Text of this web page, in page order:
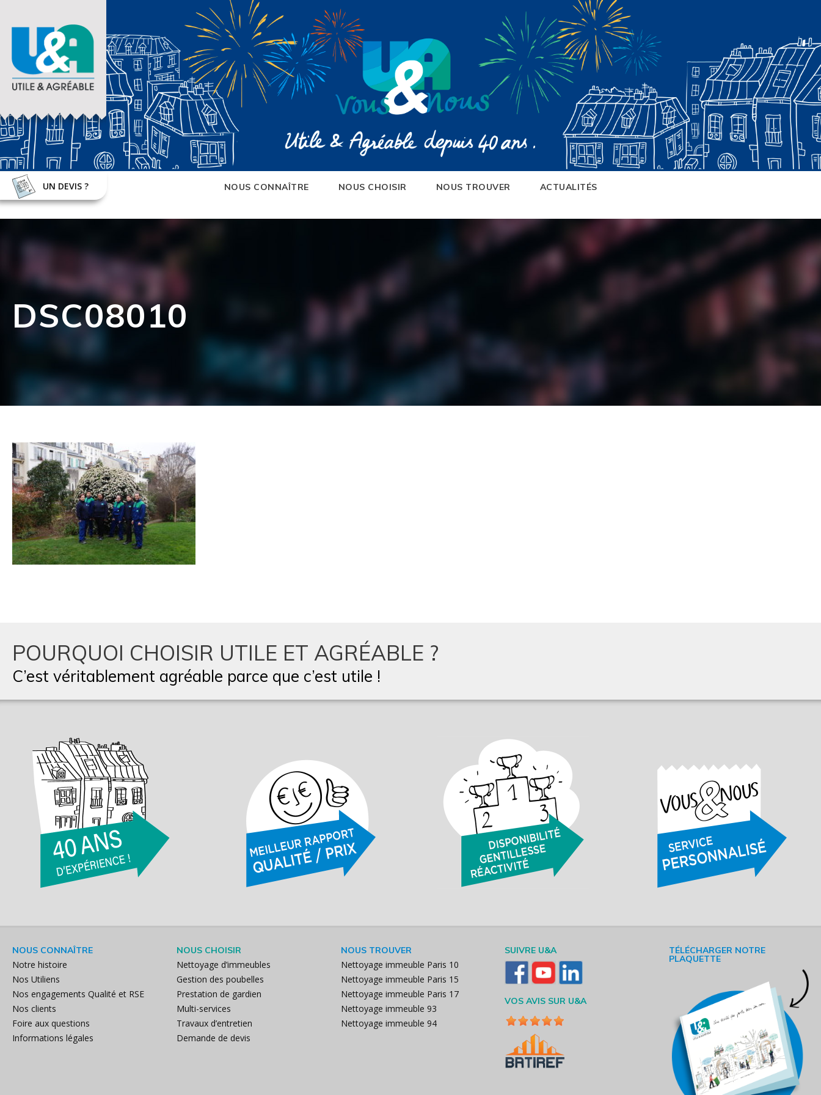
NOUS CONNAÎTRE NOUS CHOISIR NOUS TROUVER ACTUALITÉS
UN DEVIS ?
DSC08010
POURQUOI CHOISIR UTILE ET AGRÉABLE ?
C’est véritablement agréable parce que c’est utile !
NOUS CONNAÎTRE
Notre histoire
Nos Utiliens
Nos engagements Qualité et RSE
Nos clients
Foire aux questions
Informations légales
NOUS CHOISIR
Nettoyage d’immeubles
Gestion des poubelles
Prestation de gardien
Multi-services
Travaux d’entretien
Demande de devis
NOUS TROUVER
Nettoyage immeuble Paris 10
Nettoyage immeuble Paris 15
Nettoyage immeuble Paris 17
Nettoyage immeuble 93
Nettoyage immeuble 94
SUIVRE U&A
VOS AVIS SUR U&A
TÉLÉCHARGER NOTRE
PLAQUETTE